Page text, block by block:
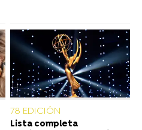
78 EDICIÓN
Lista completa